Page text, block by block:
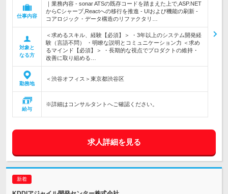
仕事内容
｜業務内容 - sonar ATSの既存コードを踏まえた上で,ASP.NET
からCシャープ,Reactへの移行を推進 - UIおよび機能の刷新 -
コアロジック・データ構造のリファクタリ…
対象と
なる方
＜求めるスキル、経験【必須】＞ ・3年以上のシステム開発経
験（言語不問） ・明瞭な説明とコミュニケーション力 ＜求め
るマインド【必須】＞ ・長期的な視点でプロダクトの維持・
改善に取り組める…
勤務地
＜渋谷オフィス＞東京都渋谷区
給与
※詳細はコンサルタントへご確認ください。
求人詳細を見る